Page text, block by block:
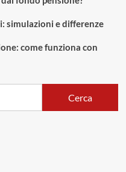
simulazioni e differenze
come funziona con